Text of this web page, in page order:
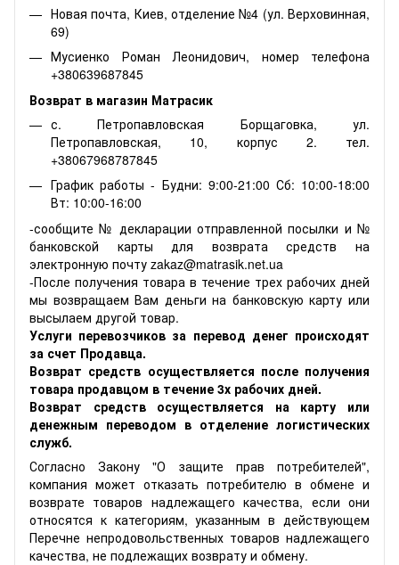
Новая почта, Киев, отделение №4 (ул. Верховинная,
69)
Мусиенко Роман Леонидович, номер телефона
+380639687845
Возврат в магазин Матрасик
с. Петропавловская Борщаговка, ул.
Петропавловская, 10, корпус 2. тел.
+38067968787845
График работы - Будни: 9:00-21:00 Сб: 10:00-18:00
Вт: 10:00-16:00
-сообщите № декларации отправленной посылки и №
банковской карты для возврата средств на
электронную почту zakaz@matrasik.net.ua
-После получения товара в течение трех рабочих дней
мы возвращаем Вам деньги на банковскую карту или
высылаем другой товар.
Услуги перевозчиков за перевод денег происходят
за счет Продавца.
Возврат средств осуществляется после получения
товара продавцом в течение 3х рабочих дней.
Возврат средств осуществляется на карту или
денежным переводом в отделение логистических
служб.
Согласно Закону "О защите прав потребителей",
компания может отказать потребителю в обмене и
возврате товаров надлежащего качества, если они
относятся к категориям, указанным в действующем
Перечне непродовольственных товаров надлежащего
качества, не подлежащих возврату и обмену.